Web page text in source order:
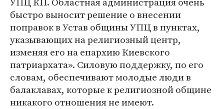
быстро выносит решение о внесении
поправок в Устав общины УПЦ в пунктах,
указывающих на религиозный центр,
изменяя его на епархию Киевского
патриархата». Силовую поддержку, по его
словам, обеспечивают молодые люди в
балаклавах, которые к религиозной общине
никакого отношения не имеют.